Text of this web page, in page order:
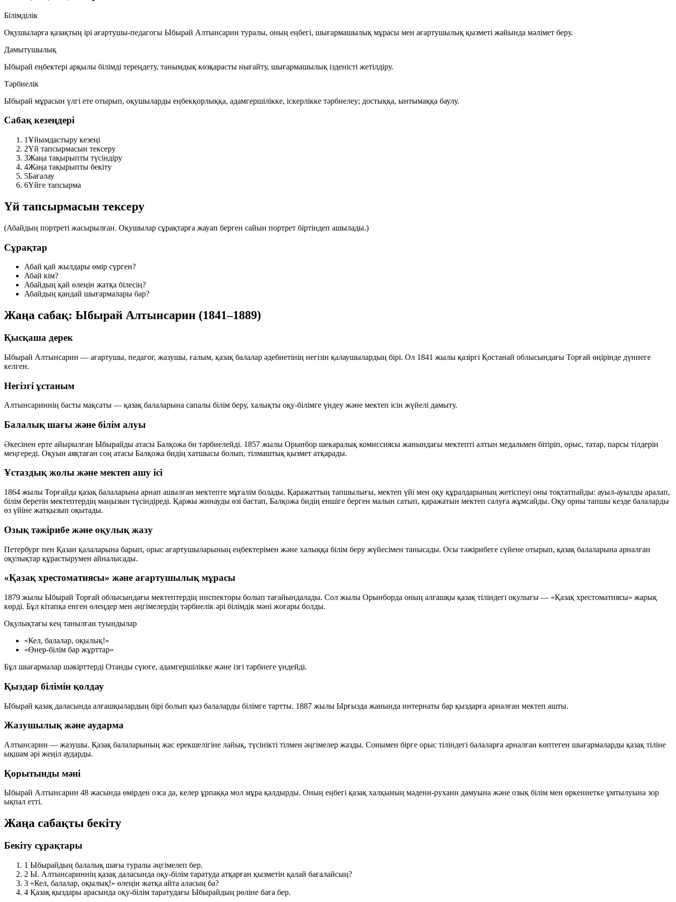
Білімділік
Оқушыларға қазақтың ірі ағартушы-педагогы Ыбырай Алтынсарин туралы, оның еңбегі, шығармашылық мұрасы мен ағартушылық қызметі жайында мәлімет беру.
Дамытушылық
Ыбырай еңбектері арқылы білімді тереңдету, танымдық көзқарасты нығайту, шығармашылық ізденісті жетілдіру.
Тәрбиелік
Ыбырай мұрасын үлгі ете отырып, оқушыларды еңбекқорлыққа, адамгершілікке, іскерлікке тәрбиелеу; достыққа, ынтымаққа баулу.
Сабақ кезеңдері
1Ұйымдастыру кезеңі
2Үй тапсырмасын тексеру
3Жаңа тақырыпты түсіндіру
4Жаңа тақырыпты бекіту
5Бағалау
6Үйге тапсырма
Үй тапсырмасын тексеру
(Абайдың портреті жасырылған. Оқушылар сұрақтарға жауап берген сайын портрет біртіндеп ашылады.)
Сұрақтар
Абай қай жылдары өмір сүрген?
Абай кім?
Абайдың қай өлеңін жатқа білесің?
Абайдың қандай шығармалары бар?
Жаңа сабақ: Ыбырай Алтынсарин (1841–1889)
Қысқаша дерек
Ыбырай Алтынсарин — ағартушы, педагог, жазушы, ғалым, қазақ балалар әдебиетінің негізін қалаушылардың бірі. Ол 1841 жылы қазіргі Қостанай облысындағы Торғай өңірінде дүниеге
келген.
Негізгі ұстаным
Алтынсариннің басты мақсаты — қазақ балаларына сапалы білім беру, халықты оқу-білімге үндеу және мектеп ісін жүйелі дамыту.
Балалық шағы және білім алуы
Әкесінен ерте айырылған Ыбырайды атасы Балқожа би тәрбиелейді. 1857 жылы Орынбор шекаралық комиссиясы жанындағы мектепті алтын медальмен бітіріп, орыс, татар, парсы тілдерін
меңгереді. Оқуын аяқтаған соң атасы Балқожа бидің хатшысы болып, тілмаштық қызмет атқарады.
Ұстаздық жолы және мектеп ашу ісі
1864 жылы Торғайда қазақ балаларына арнап ашылған мектепте мұғалім болады. Қаражаттың тапшылығы, мектеп үйі мен оқу құралдарының жетіспеуі оны тоқтатпайды: ауыл-ауылды аралап,
білім беретін мектептердің маңызын түсіндіреді. Қаржы жинауды өзі бастап, Балқожа бидің еншіге берген малын сатып, қаражатын мектеп салуға жұмсайды. Оқу орны тапшы кезде балаларды
өз үйіне жатқызып оқытады.
Озық тәжірибе және оқулық жазу
Петербург пен Қазан қалаларына барып, орыс ағартушыларының еңбектерімен және халыққа білім беру жүйесімен танысады. Осы тәжірибеге сүйене отырып, қазақ балаларына арналған
оқулықтар құрастырумен айналысады.
«Қазақ хрестоматиясы» және ағартушылық мұрасы
1879 жылы Ыбырай Торғай облысындағы мектептердің инспекторы болып тағайындалады. Сол жылы Орынборда оның алғашқы қазақ тіліндегі оқулығы — «Қазақ хрестоматиясы» жарық
көрді. Бұл кітапқа енген өлеңдер мен әңгімелердің тәрбиелік әрі білімдік мәні жоғары болды.
Оқулықтағы кең танылған туындылар
«Кел, балалар, оқылық!»
«Өнер-білім бар жұрттар»
Бұл шығармалар шәкірттерді Отанды сүюге, адамгершілікке және ізгі тәрбиеге үндейді.
Қыздар білімін қолдау
Ыбырай қазақ даласында алғашқылардың бірі болып қыз балаларды білімге тартты. 1887 жылы Ырғызда жанында интернаты бар қыздарға арналған мектеп ашты.
Жазушылық және аударма
Алтынсарин — жазушы. Қазақ балаларының жас ерекшелігіне лайық, түсінікті тілмен әңгімелер жазды. Сонымен бірге орыс тіліндегі балаларға арналған көптеген шығармаларды қазақ тіліне
ықшам әрі жеңіл аударды.
Қорытынды мәні
Ыбырай Алтынсарин 48 жасында өмірден озса да, келер ұрпаққа мол мұра қалдырды. Оның еңбегі қазақ халқының мәдени-рухани дамуына және озық білім мен өркениетке ұмтылуына зор
ықпал етті.
Жаңа сабақты бекіту
Бекіту сұрақтары
1 Ыбырайдың балалық шағы туралы әңгімелеп бер.
2 Ы. Алтынсариннің қазақ даласында оқу-білім таратуда атқарған қызметін қалай бағалайсың?
3 «Кел, балалар, оқылық!» өлеңін жатқа айта аласың ба?
4 Қазақ қыздары арасында оқу-білім таратудағы Ыбырайдың рөліне баға бер.